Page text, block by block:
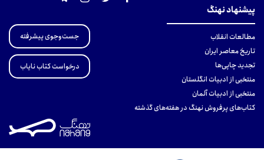
پیشنهاد نهنگ
مطالعات انقلاب
تاریخ معاصر ایران
تجدید چاپی‌ها
منتخبی از ادبیات انگلستان
منتخبی از ادبیات آلمان
کتاب‌های پرفروش نهنگ در هفته‌های گذشته
جست‌وجوی پیشرفته
درخواست کتاب نایاب